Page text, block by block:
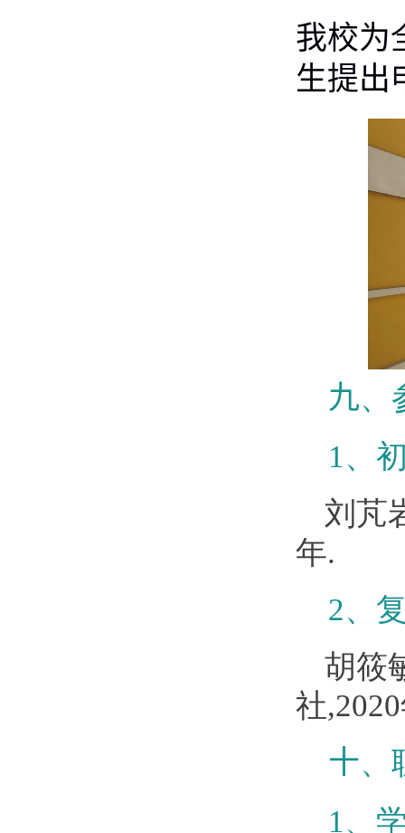
我校为
生提出
九、
1 、
刘芃
年.
2、
胡筱
社,2020
十、
1 、